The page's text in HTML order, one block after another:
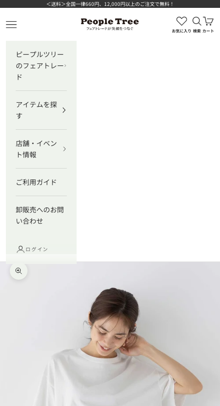
コンテンツへスキップ＜送料＞全国一律660円、12,000円以上のご注文で無料！
ピープルツリー公式オンラインショップ
メニューを開く
お気に入り
検索を
検索
カ
カート
ピープルツリー
のフェアトレー
ド
アイテムを探
す
店舗・イベン
ト情報
ご利用ガイド
卸販売へのお問
い合わせ
ログイン
ズームイン